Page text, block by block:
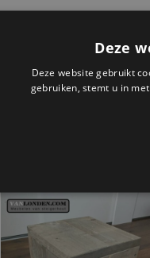
Andere
Deze
Deze website gebruikt
gebruiken, stemt u in